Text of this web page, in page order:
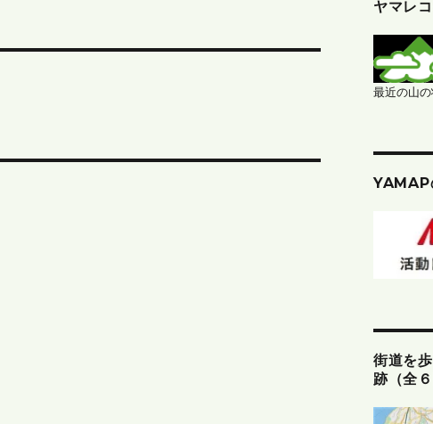
ヤマレ
最近の山の
YAMAP
街道を
跡（全